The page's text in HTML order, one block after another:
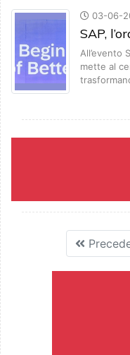
03-06-
SAP,
All’evento
mette al